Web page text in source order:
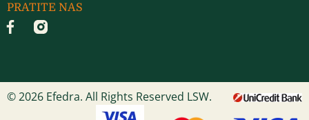
PRATITE NAS
© 2026 Efedra. All Rights Reserved LSW.